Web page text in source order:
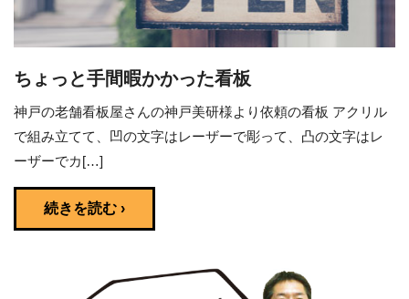
ちょっと手間暇かかった看板
神戸の老舗看板屋さんの神戸美研様より依頼の看板 アクリル
で組み立てて、凹の文字はレーザーで彫って、凸の文字はレ
ーザーでカ[…]
続きを読む ›